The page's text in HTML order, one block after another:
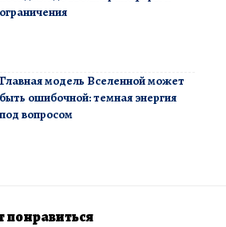
ограничения
Главная модель Вселенной может
быть ошибочной: темная энергия
под вопросом